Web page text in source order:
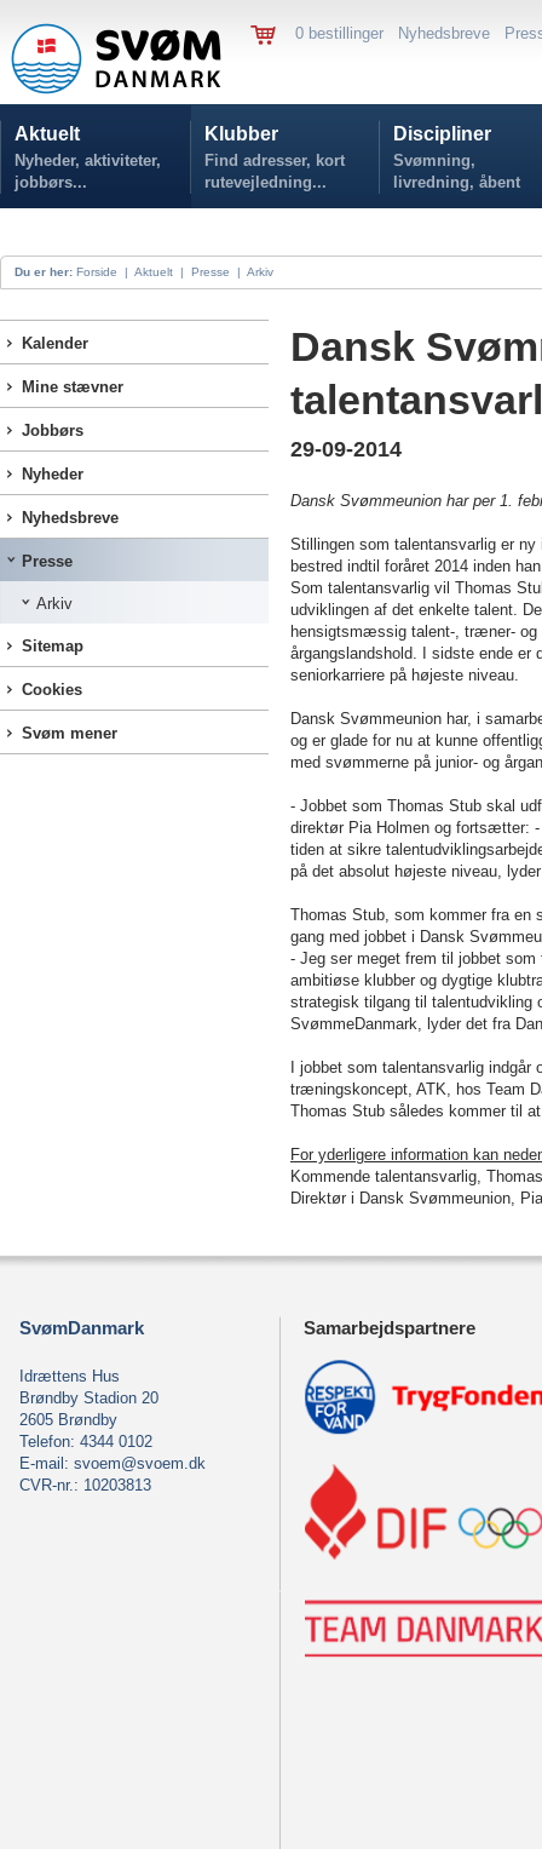
0 bestillinger Nyhedsbreve
Aktuelt
Nyheder, aktiviteter,
jobbørs...
Klubber
Find adresser, kort
rutevejledning...
Discipliner
Svømning,
livredning, åbent
vand...
Du er her: Forside | Aktuelt | Presse | Arkiv
Kalender
Mine stævner
Jobbørs
Nyheder
Nyhedsbreve
Presse
Arkiv
Sitemap
Cookies
Svøm mener
Dansk
29-09-2014
Dansk Svømmeunion har per 1.
Stillingen som talentansvarlig er
bestred indtil foråret 2014 inden
Som talentansvarlig vil Thomas
udviklingen af det enkelte talent.
hensigtsmæssig talent-, træner- og
årgangslandshold. I sidste ende er
seniorkarriere på højeste niveau.
Dansk Svømmeunion har, i
og er glade for nu at kunne
med svømmerne på junior- og
- Jobbet som Thomas Stub skal
direktør Pia Holmen og fortsætter:
tiden at sikre
på det absolut højeste niveau,
Thomas Stub, som kommer fra
gang med jobbet i Dansk
- Jeg ser meget frem til jobbet
ambitiøse klubber og dygtige
strategisk tilgang til talentudvikling
SvømmeDanmark, lyder det fra
I jobbet som talentansvarlig
træningskoncept, ATK, hos Team
Thomas Stub således kommer til
For yderligere information kan
Kommende talentansvarlig,
Direktør i Dansk Svømmeunion,
SvømDanmark
Idrættens Hus
Brøndby Stadion 20
2605 Brøndby
Telefon: 4344 0102
E-mail: svoem@svoem.dk
CVR-nr.: 10203813
Samarbejdspartnere